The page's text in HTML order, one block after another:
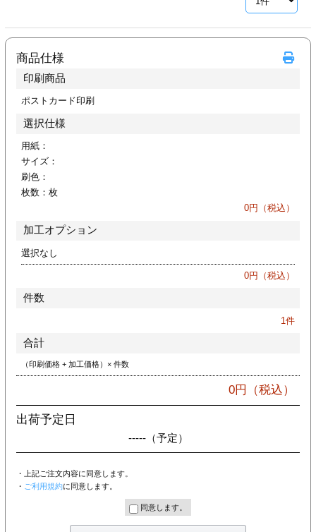
印刷
リーブ
ー印刷
商品仕様
印刷商品
ポストカード印刷
選択仕様
用紙：
サイズ：
刷色：
枚数： 枚
0円（税込）
加工オプション
選択なし
0円（税込）
件数
1件
合計
（印刷価格 + 加工価格）× 件数
0円（税込）
出荷予定日
-----（予定）
・上記ご注文内容に同意します。
・ ご利用規約に同意します。
同意します。